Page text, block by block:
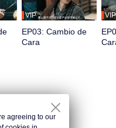
VIP
EP03: Cambio de
Cara
VIP
agreeing to our